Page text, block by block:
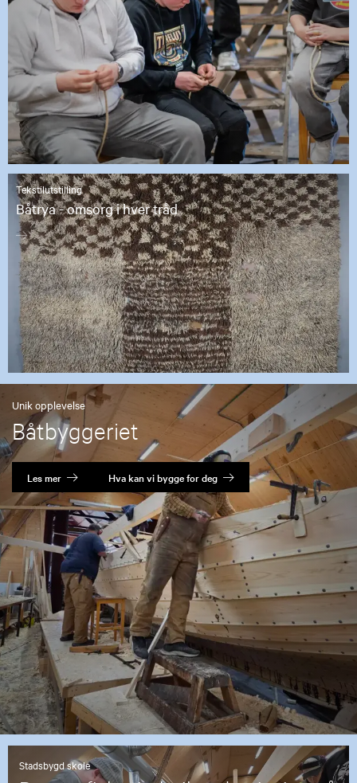
Tekstilutstilling
Båtrya - omsorg i hver tråd
Unik opplevelse
Båtbyggeriet
Les mer Hva kan vi bygge for deg
Stadsbygd skole